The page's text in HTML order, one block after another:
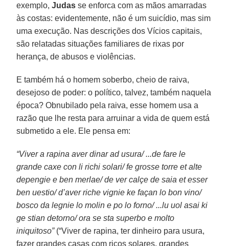
exemplo,Judas se enforca com as mãos amarradas
às costas: evidentemente, não é um suicídio, mas sim
uma execução. Nas descrições dos Vícios capitais,
são relatadas situações familiares de rixas por
herança, de abusos e violências.
E também há o homem soberbo, cheio de raiva,
desejoso de poder: o político, talvez, também naquela
época? Obnubilado pela raiva, esse homem usa a
razão que lhe resta para arruinar a vida de quem está
submetido a ele. Ele pensa em:
“Viver a rapina aver dinar ad usura/ ...de fare le
grande caxe con li richi solari/ fe grosse torre et alte
depengie e ben merlae/ de ver calçe de saia et esser
ben uestio/ d’aver riche vignie ke façan lo bon vino/
bosco da legnie lo molin e po lo forno/ ...lu uol asai ki
ge stian detorno/ ora se sta superbo e molto
iniquitoso”(“Viver de rapina, ter dinheiro para usura,
fazer grandes casas com ricos solares, grandes